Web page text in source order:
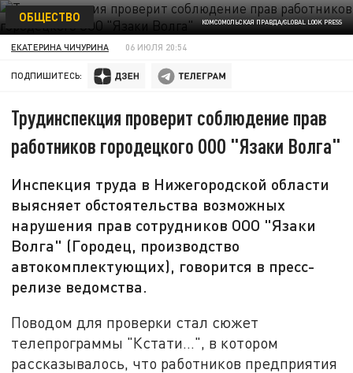
КОМСОМОЛЬСКАЯ ПРАВДА/GLOBAL LOOK PRESS
ОБЩЕСТВО
ЕКАТЕРИНА ЧИЧУРИНА 06 ИЮЛЯ 20:54
ПОДПИШИТЕСЬ:
Трудинспекция проверит соблюдение прав
работников городецкого ООО "Язаки Волга"
Инспекция труда в Нижегородской области
выясняет обстоятельства возможных
нарушения прав сотрудников ООО "Язаки
Волга" (Городец, производство
автокомплектующих), говорится в пресс-
релизе ведомства.
Поводом для проверки стал сюжет
телепрограммы "Кстати…", в котором
рассказывалось, что работников предприятия